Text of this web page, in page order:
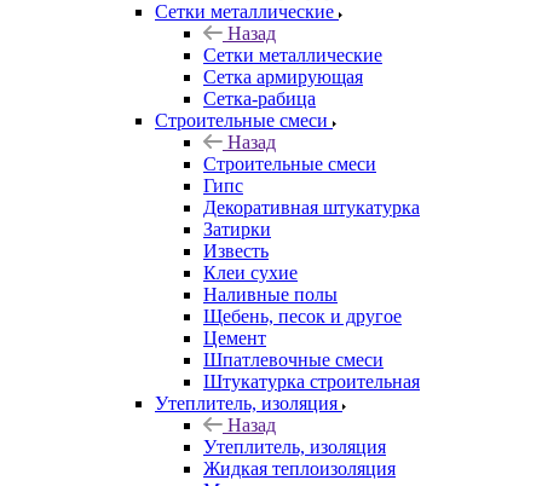
Сетки металлические
Назад
Сетки металлические
Сетка армирующая
Сетка-рабица
Строительные смеси
Назад
Строительные смеси
Гипс
Декоративная штукатурка
Затирки
Известь
Клеи сухие
Наливные полы
Щебень, песок и другое
Цемент
Шпатлевочные смеси
Штукатурка строительная
Утеплитель, изоляция
Назад
Утеплитель, изоляция
Жидкая теплоизоляция